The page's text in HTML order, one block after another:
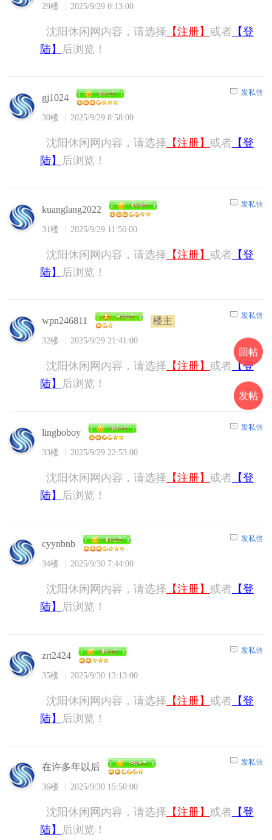
29楼 2025/9/29 0:13:00
沈阳休闲网内容，请选择 【注册】 或者 【登
陆】
后浏览！
gj1024
30楼 2025/9/29 8:58:00
发私信
沈阳休闲网内容，请选择 【注册】 或者 【登
陆】
后浏览！
kuanglang2022
31楼 2025/9/29 11:56:00
发私信
沈阳休闲网内容，请选择 【注册】 或者 【登
陆】
后浏览！
wpn246811 楼主
32楼 2025/9/29 21:41:00
发私信
沈阳休闲网内容，请选择 【注册】 或者 【登
陆】
后浏览！
lingboboy
33楼 2025/9/29 22:53:00
发私信
沈阳休闲网内容，请选择 【注册】 或者 【登
陆】
后浏览！
cyynbnb
34楼 2025/9/30 7:44:00
发私信
沈阳休闲网内容，请选择 【注册】 或者 【登
陆】
后浏览！
zrt2424
35楼 2025/9/30 13:13:00
发私信
沈阳休闲网内容，请选择 【注册】 或者 【登
陆】
后浏览！
在许多年以后
36楼 2025/9/30 15:50:00
发私信
沈阳休闲网内容，请选择 【注册】 或者 【登
陆】
后浏览！
回帖
发帖